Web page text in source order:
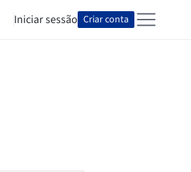
Iniciar sessão Criar conta